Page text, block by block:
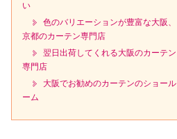
い
色のバリエーションが豊富な大阪、
京都のカーテン専門店
翌日出荷してくれる大阪のカーテン
専門店
大阪でお勧めのカーテンのショール
ーム